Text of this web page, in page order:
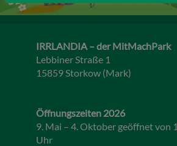
IRRLANDIA – der MitMachPark
Lebbiner Straße 1
15859 Storkow (Mark)
Öffnungszeiten 2026
9. Mai – 4. Oktober geöffnet von
Uhr